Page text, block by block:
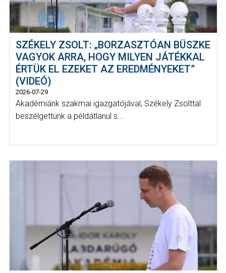
SZÉKELY ZSOLT: „BORZASZTÓAN BÜSZKE
VAGYOK ARRA, HOGY MILYEN JÁTÉKKAL
ÉRTÜK EL EZEKET AZ EREDMÉNYEKET”
(VIDEÓ)
2026-07-29
Akadémiánk szakmai igazgatójával, Székely Zsolttal
beszélgettünk a példátlanul s...